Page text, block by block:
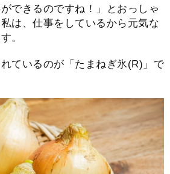
ができるのですね！」とおっしゃ
は、仕事をしているから元気な
。
ているのが「たまねぎ氷(R)」で